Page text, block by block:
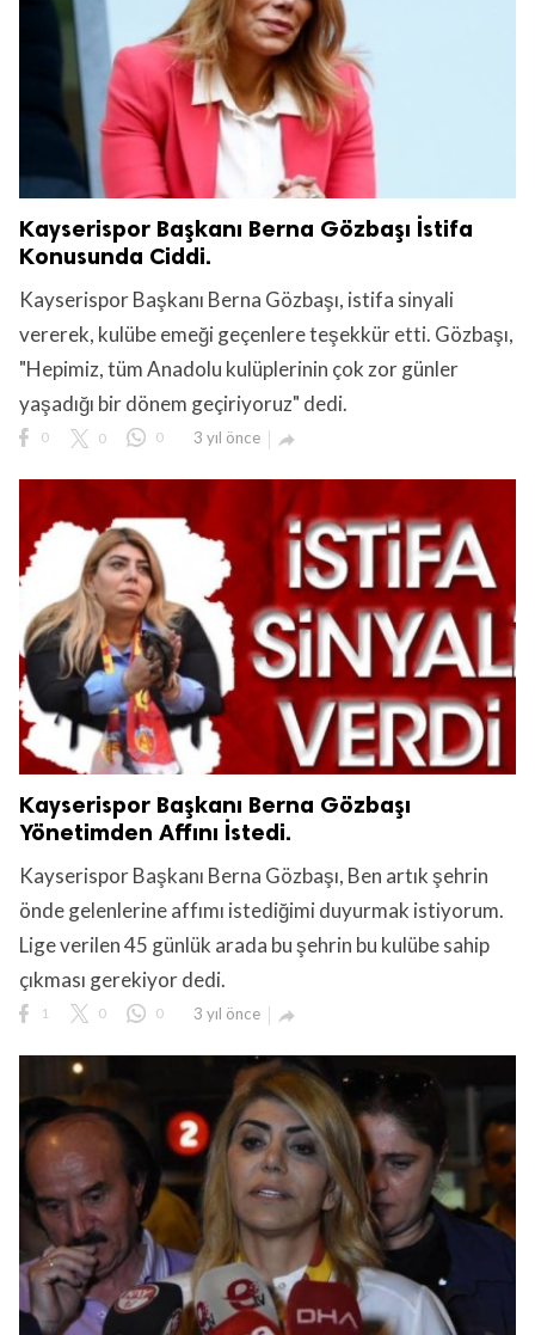
Kayserispor Başkanı Berna Gözbaşı İstifa
Konusunda Ciddi.
Kayserispor Başkanı Berna Gözbaşı, istifa sinyali
vererek, kulübe emeği geçenlere teşekkür etti. Gözbaşı,
"Hepimiz, tüm Anadolu kulüplerinin çok zor günler
yaşadığı bir dönem geçiriyoruz" dedi.
0 0 0 3 yıl önce 
Kayserispor Başkanı Berna Gözbaşı
Yönetimden Affını İstedi.
Kayserispor Başkanı Berna Gözbaşı, Ben artık şehrin
önde gelenlerine affımı istediğimi duyurmak istiyorum.
Lige verilen 45 günlük arada bu şehrin bu kulübe sahip
çıkması gerekiyor dedi.
1 0 0 3 yıl önce 